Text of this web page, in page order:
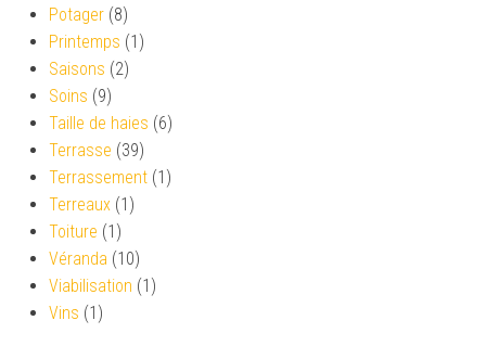
Potager (8)
Printemps (1)
Saisons (2)
Soins (9)
Taille de haies (6)
Terrasse (39)
Terrassement (1)
Terreaux (1)
Toiture (1)
Véranda (10)
Viabilisation (1)
Vins (1)